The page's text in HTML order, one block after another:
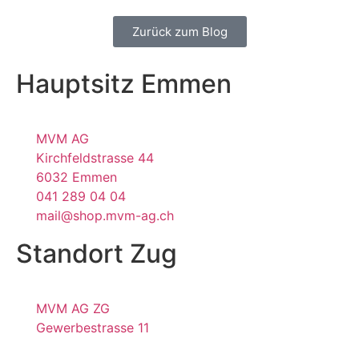
Zurück zum Blog
Hauptsitz Emmen
MVM AG
Kirchfeldstrasse 44
6032 Emmen
041 289 04 04
mail@shop.mvm-ag.ch
Standort Zug
MVM AG ZG
Gewerbestrasse 11